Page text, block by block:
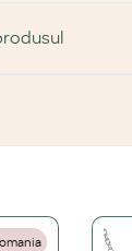
de bijuterie
fie inscripționat
potrivită pentru
sau alte